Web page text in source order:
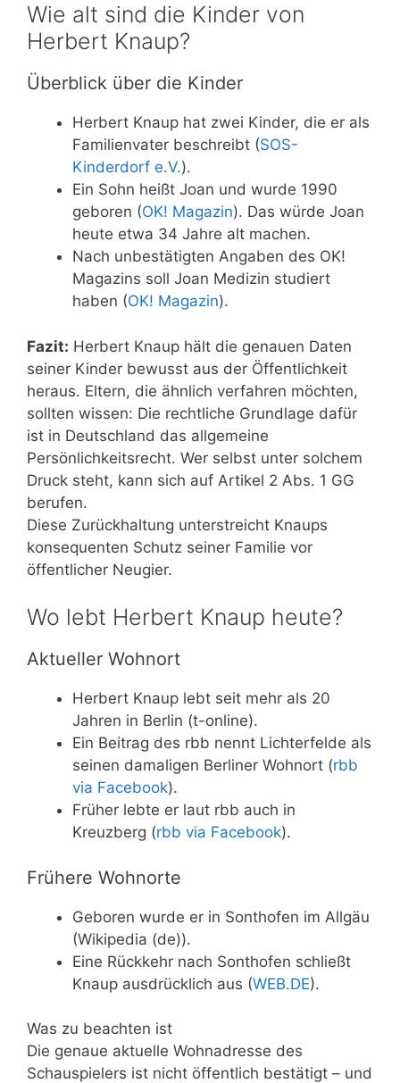
Wie alt sind die Kinder von
Herbert Knaup?
Überblick über die Kinder
Herbert Knaup hat zwei Kinder, die er als
Familienvater beschreibt (SOS-
Kinderdorf e.V.).
Ein Sohn heißt Joan und wurde 1990
geboren (OK! Magazin). Das würde Joan
heute etwa 34 Jahre alt machen.
Nach unbestätigten Angaben des OK!
Magazins soll Joan Medizin studiert
haben (OK! Magazin).
Fazit: Herbert Knaup hält die genauen Daten
seiner Kinder bewusst aus der Öffentlichkeit
heraus. Eltern, die ähnlich verfahren möchten,
sollten wissen: Die rechtliche Grundlage dafür
ist in Deutschland das allgemeine
Persönlichkeitsrecht. Wer selbst unter solchem
Druck steht, kann sich auf Artikel 2 Abs. 1 GG
berufen.
Diese Zurückhaltung unterstreicht Knaups
konsequenten Schutz seiner Familie vor
öffentlicher Neugier.
Wo lebt Herbert Knaup heute?
Aktueller Wohnort
Herbert Knaup lebt seit mehr als 20
Jahren in Berlin (t-online).
Ein Beitrag des rbb nennt Lichterfelde als
seinen damaligen Berliner Wohnort (rbb
via Facebook).
Früher lebte er laut rbb auch in
Kreuzberg (rbb via Facebook).
Frühere Wohnorte
Geboren wurde er in Sonthofen im Allgäu
(Wikipedia (de)).
Eine Rückkehr nach Sonthofen schließt
Knaup ausdrücklich aus (WEB.DE).
Was zu beachten ist
Die genaue aktuelle Wohnadresse des
Schauspielers ist nicht öffentlich bestätigt – und